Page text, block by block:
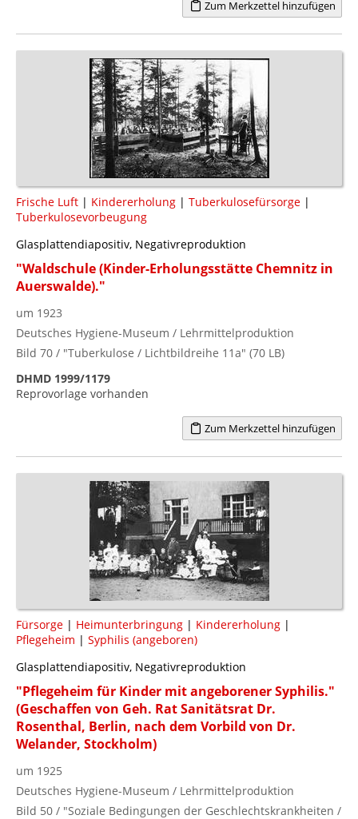
Zum Merkzettel hinzufügen
Frische Luft | Kindererholung | Tuberkulosefürsorge |
Tuberkulosevorbeugung
Glasplattendiapositiv, Negativreproduktion
"Waldschule (Kinder-Erholungsstätte Chemnitz in
Auerswalde)."
um 1923
Deutsches Hygiene-Museum / Lehrmittelproduktion
Bild 70 / "Tuberkulose / Lichtbildreihe 11a" (70 LB)
DHMD 1999/1179
Reprovorlage vorhanden
Zum Merkzettel hinzufügen
Fürsorge | Heimunterbringung | Kindererholung |
Pflegeheim | Syphilis (angeboren)
Glasplattendiapositiv, Negativreproduktion
"Pflegeheim für Kinder mit angeborener Syphilis."
(Geschaffen von Geh. Rat Sanitätsrat Dr.
Rosenthal, Berlin, nach dem Vorbild von Dr.
Welander, Stockholm)
um 1925
Deutsches Hygiene-Museum / Lehrmittelproduktion
Bild 50 / "Soziale Bedingungen der Geschlechtskrankheiten /